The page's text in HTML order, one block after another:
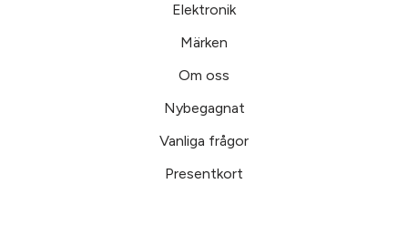
Elektronik
Märken
Om oss
Nybegagnat
Vanliga frågor
Presentkort